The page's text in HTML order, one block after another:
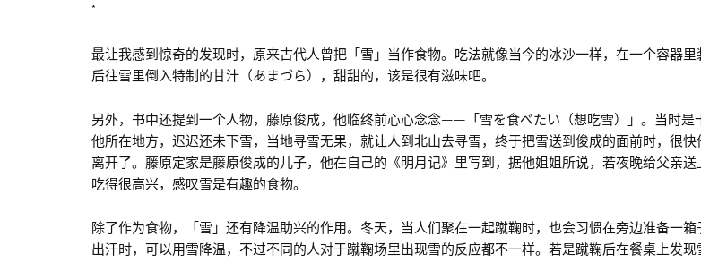
*
最让我感到惊奇的发现时，原来古代人曾把「雪」当作食物。吃法就像当今的冰沙一样，在一个容器里
后往雪里倒入特制的甘汁（あまづら），甜甜的，该是很有滋味吧。
另外，书中还提到一个人物，藤原俊成，他临终前心心念念——「雪を食べたい（想吃雪）」。当时是
他所在地方，迟迟还未下雪，当地寻雪无果，就让人到北山去寻雪，终于把雪送到俊成的面前时，很快
离开了。藤原定家是藤原俊成的儿子，他在自己的《明月记》里写到，据他姐姐所说，若夜晚给父亲送
吃得很高兴，感叹雪是有趣的食物。
除了作为食物，「雪」还有降温助兴的作用。冬天，当人们聚在一起蹴鞠时，也会习惯在旁边准备一箱
出汗时，可以用雪降温，不过不同的人对于蹴鞠场里出现雪的反应都不一样。若是蹴鞠后在餐桌上发现